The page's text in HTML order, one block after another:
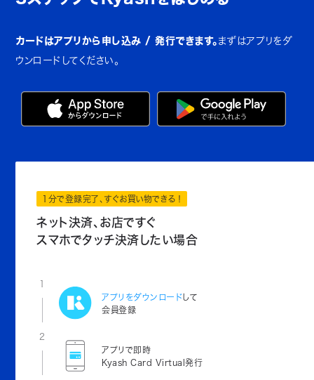
カードはアプリから申し込み / 発行できます。 まずはアプリをダ
ウンロードしてください。
1分で登録完了、すぐお買い物できる！
ネット決済、お店ですぐ
スマホでタッチ決済したい場合
1
アプリをダウンロードして
会員登録
2
アプリで即時
Kyash Card Virtual発行